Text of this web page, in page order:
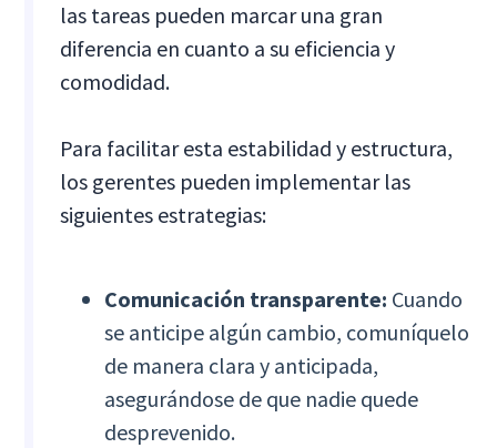
las tareas pueden marcar una gran
diferencia en cuanto a su eficiencia y
comodidad.
Para facilitar esta estabilidad y estructura,
los gerentes pueden implementar las
siguientes estrategias:
Comunicación transparente: Cuando
se anticipe algún cambio, comuníquelo
de manera clara y anticipada,
asegurándose de que nadie quede
desprevenido.